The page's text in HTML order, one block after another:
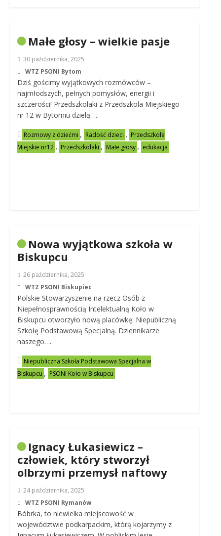
Małe głosy – wielkie pasje
30 października, 2025
WTZ PSONI Bytom
Dziś gościmy wyjątkowych rozmówców –
najmłodszych, pełnych pomysłów, energii i
szczerości! Przedszkolaki z Przedszkola Miejskiego
nr 12 w Bytomiu dzielą…..
Rozmowy z dziećmi , Radość dzieci , Przedszkole
Miejskie nr12 , Przedszkolaki , Małe głosy , edukacja
Nowa wyjątkowa szkoła w
Biskupcu
26 października, 2025
WTZ PSONI Biskupiec
Polskie Stowarzyszenie na rzecz Osób z
Niepełnosprawnością Intelektualną Koło w
Biskupcu otworzyło nową placówkę: Niepubliczną
Szkołę Podstawową Specjalną. Dziennikarze
naszego…..
Niepubliczna Szkoła Podstawowa Specjalna w
Biskupcu , PSONI Koło w Biskupcu
Ignacy Łukasiewicz –
człowiek, który stworzył
olbrzymi przemysł naftowy
24 października, 2025
WTZ PSONI Rymanów
Bóbrka, to niewielka miejscowość w
województwie podkarpackim, którą kojarzymy z